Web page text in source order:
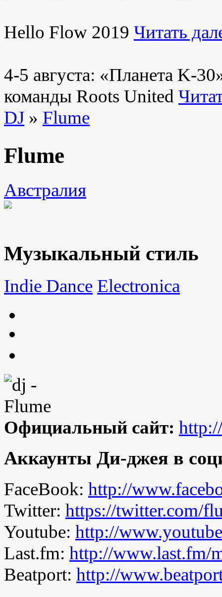
Hello Flow 2019 Читать
4-5 августа: «Планета K-
команды Roots United
DJ » Flume
Flume
Австралия
Музыкальный стиль
Indie Dance Electronica
Официальный сайт:
Аккаунты Ди-джея в
FaceBook: http://
Twitter: https://twitter.com/
Youtube: http://
Last.fm: http://www.last.fm/
Beatport: http://